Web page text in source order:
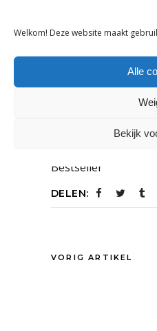
Welkom! Deze website maakt
Alle
Bekijk
Leijsenhoek 47
4901 ER Oosterhout
+31 (0)162 471 266
Bestseller
DELEN:
VORIG ARTIKEL